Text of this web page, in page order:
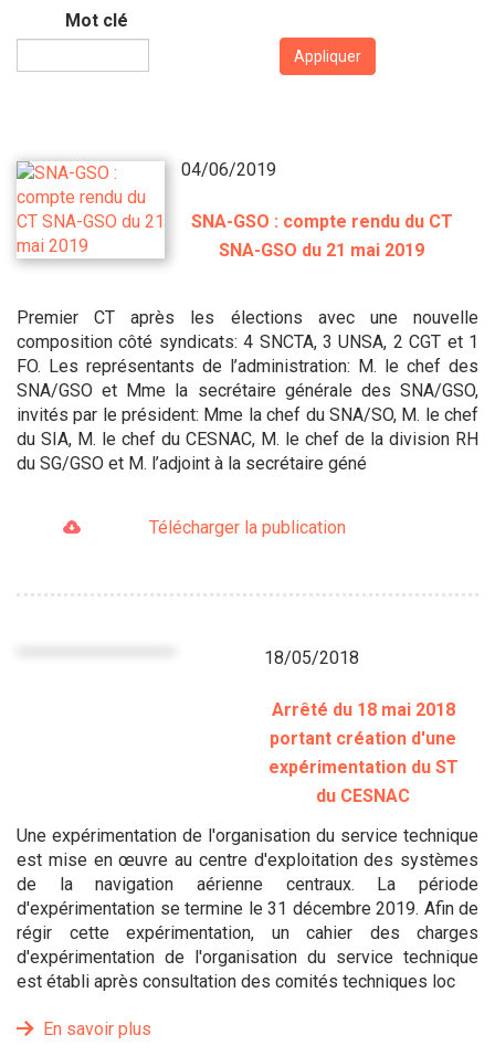
Mot clé
Appliquer
04/06/2019
SNA-GSO : compte rendu du CT
SNA-GSO du 21 mai 2019
Premier CT après les élections avec une nouvelle
composition côté syndicats: 4 SNCTA, 3 UNSA, 2 CGT et 1
FO. Les représentants de l’administration: M. le chef des
SNA/GSO et Mme la secrétaire générale des SNA/GSO,
invités par le président: Mme la chef du SNA/SO, M. le chef
du SIA, M. le chef du CESNAC, M. le chef de la division RH
du SG/GSO et M. l’adjoint à la secrétaire géné
Télécharger la publication
18/05/2018
Arrêté du 18 mai 2018
portant création d'une
expérimentation du ST
du CESNAC
Une expérimentation de l'organisation du service technique
est mise en œuvre au centre d'exploitation des systèmes
de la navigation aérienne centraux. La période
d'expérimentation se termine le 31 décembre 2019. Afin de
régir cette expérimentation, un cahier des charges
d'expérimentation de l'organisation du service technique
est établi après consultation des comités techniques loc
En savoir plus